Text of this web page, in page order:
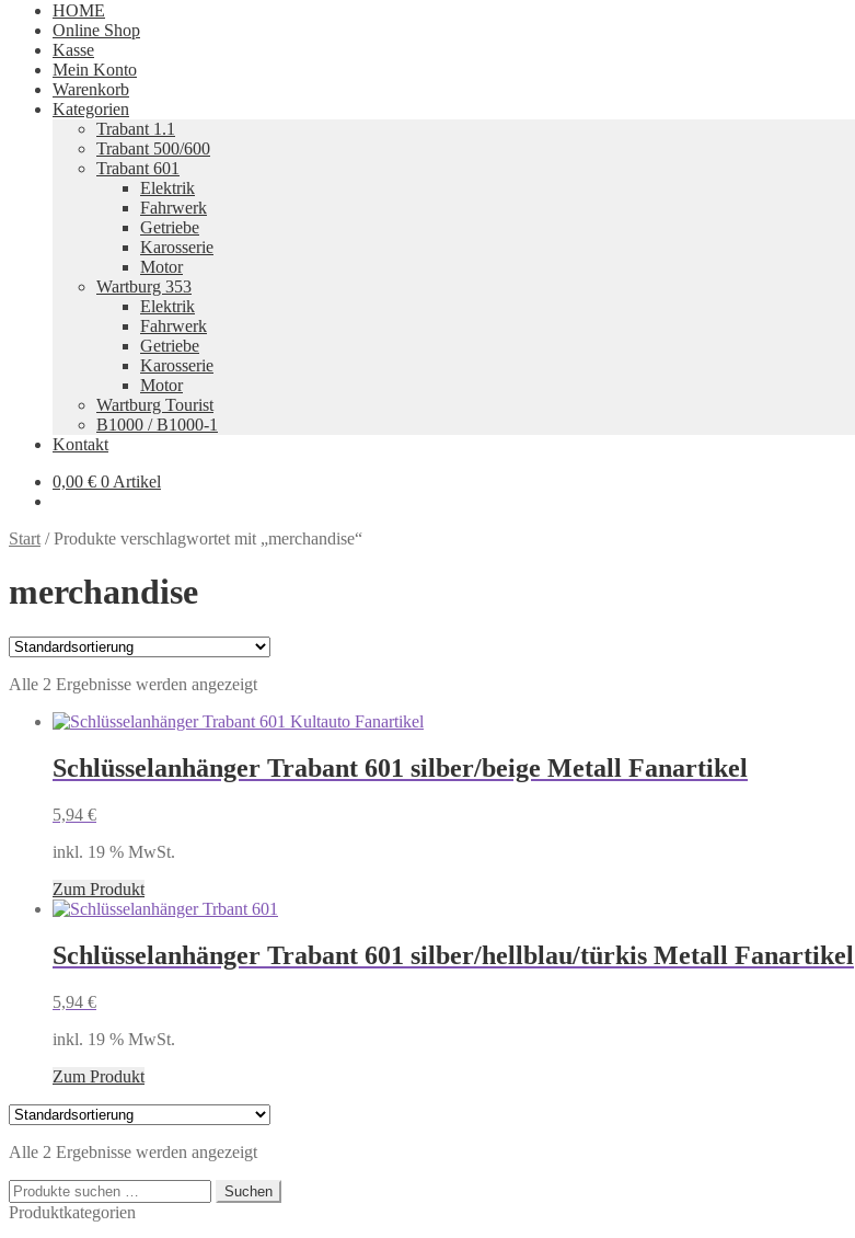
HOME
Online Shop
Kasse
Mein Konto
Warenkorb
Kategorien
Trabant 1.1
Trabant 500/600
Trabant 601
Elektrik
Fahrwerk
Getriebe
Karosserie
Motor
Wartburg 353
Elektrik
Fahrwerk
Getriebe
Karosserie
Motor
Wartburg Tourist
B1000 / B1000-1
Kontakt
0,00 € 0 Artikel
Start /Produkte verschlagwortet mit „merchandise“
merchandise
Alle 2 Ergebnisse werden angezeigt
Schlüsselanhänger Trabant 601 silber/beige Metall Fanartikel
5,94 €
inkl. 19 % MwSt.
Zum Produkt
Schlüsselanhänger Trabant 601 silber/hellblau/türkis Metall Fanartikel
5,94 €
inkl. 19 % MwSt.
Zum Produkt
Alle 2 Ergebnisse werden angezeigt
Suchen
nach:
Suchen
Produktkategorien